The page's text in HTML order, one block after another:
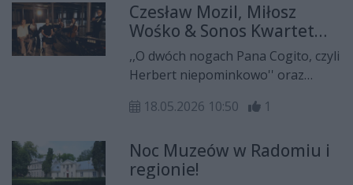
zmian robi ogromne wrażenie.
Czesław Mozil, Miłosz
Wośko & Sonos Kwartet
wystąpią w Radomiu!
,,O dwóch nogach Pana Cogito, czyli
Herbert niepominkowo'' oraz
ostatnich dwóch spotkań w ramach
Wydarzenia odbędą się 20 i 22 maja.
18.05.2026 10:50 1
Noc Muzeów w Radomiu i
regionie!